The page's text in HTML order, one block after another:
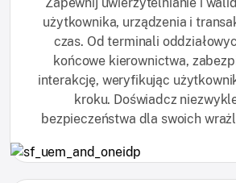
użytkownika, urządzenia i
czas. Od terminali
końcowe kierownictwa,
interakcję, weryfikując
kroku. Doświadcz
bezpieczeństwa dla swoich